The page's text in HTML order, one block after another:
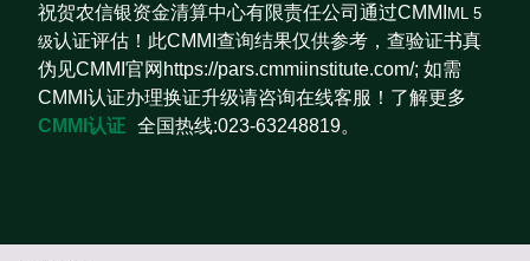
祝贺农信银资金清算中心有限责任公司通过CMMI ML 5
级认证评估！此CMMI查询结果仅供参考，查验证书真
伪见CMMI官网https://pars.cmmiinstitute.com/; 如需
CMMI认证办理换证升级请咨询在线客服！了解更多
CMMI认证 全国热线:023-63248819。